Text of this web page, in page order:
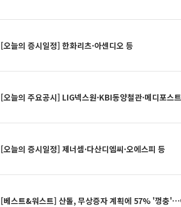
[오늘의 증시일정] 한화리츠·아센디오 등
[오늘의 주요공시] LIG넥스원·KBI동양철관·메디포스
[오늘의 증시일정] 제너셈·다산디엠씨·오에스피 등
[베스트&워스트] 산돌, 무상증자 계획에 57% '껑충